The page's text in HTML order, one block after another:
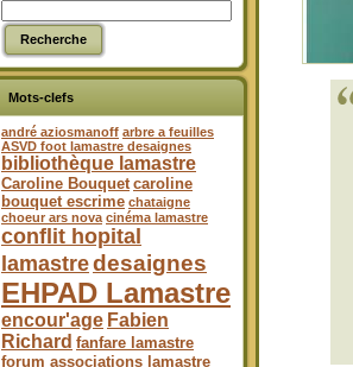
Mots-clefs
andré aziosmanoff arbre a feuilles
ASVD foot lamastre desaignes
bibliothèque lamastre
Caroline Bouquet caroline
bouquet escrime chataigne
choeur ars nova cinéma lamastre
conflit hopital
lamastredesaignes
EHPAD Lamastre
encour'age Fabien
Richard fanfare lamastre
forum associations lamastre